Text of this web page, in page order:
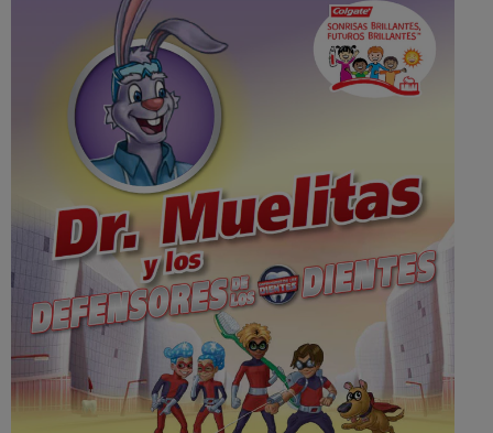
CHEQUEO DE SALUD BUCAL
SELECCIÓN DE PRODUCTOS
CUPONES
DÓNDE COMPRAR
BO (ES)
SUSCRÍBETE